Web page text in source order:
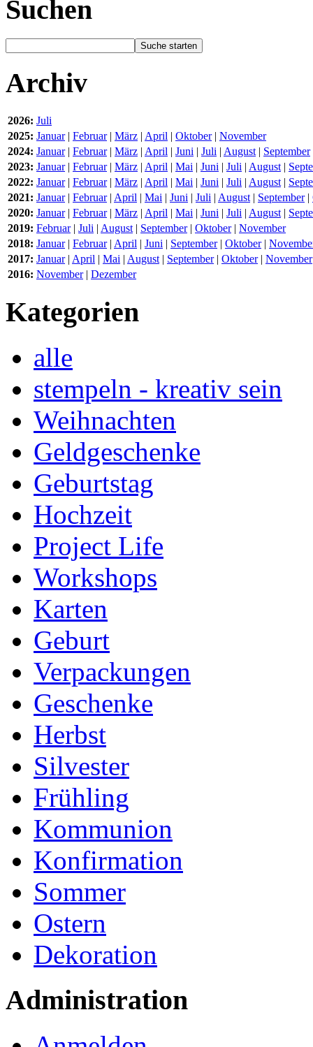
Suchen
Archiv
2026: Juli
2025: Januar| Februar| März | April | Oktober| November
2024: Januar| Februar| März | April | Juni | Juli | August | September
2023: Januar| Februar| März | April | Mai | Juni | Juli | August |
2022: Januar| Februar| März | April | Mai | Juni | Juli | August |
2021: Januar| Februar| April | Mai | Juni | Juli | August | September|
2020: Januar| Februar| März | April | Mai | Juni | Juli | August |
2019: Februar| Juli | August | September| Oktober| November
2018: Januar| Februar| April | Juni | September| Oktober|
2017: Januar| April | Mai | August | September| Oktober| November
2016: November| Dezember
Kategorien
alle
stempeln - kreativ sein
Weihnachten
Geldgeschenke
Geburtstag
Hochzeit
Project Life
Workshops
Karten
Geburt
Verpackungen
Geschenke
Herbst
Silvester
Frühling
Kommunion
Konfirmation
Sommer
Ostern
Dekoration
Administration